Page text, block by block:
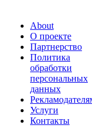
About
О проекте
Партнерство
Политика
обработки
персональных
данных
Услуги
Контакты